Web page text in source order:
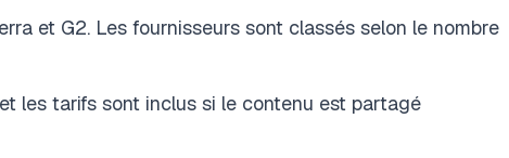
et G2. Les fournisseurs sont classés selon le nombre
les tarifs sont inclus si le contenu est partagé